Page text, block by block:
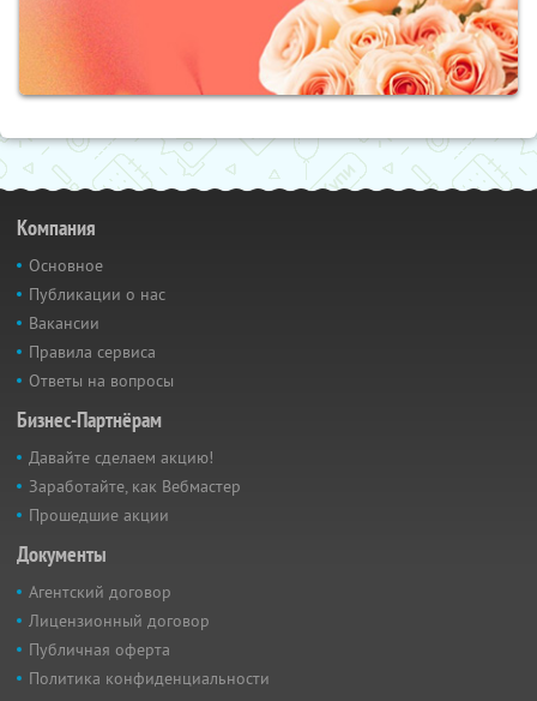
Компания
Основное
Публикации о нас
Вакансии
Правила сервиса
Ответы на вопросы
Бизнес-Партнёрам
Давайте сделаем акцию!
Заработайте, как Вебмастер
Прошедшие акции
Документы
Агентский договор
Лицензионный договор
Публичная оферта
Политика конфиденциальности